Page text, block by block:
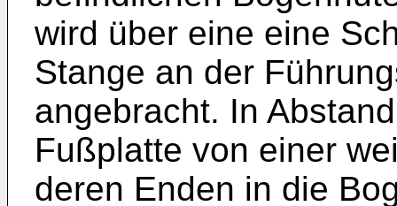
wird über eine eine
Stange an der
angebracht. In
Fußplatte von einer
deren Enden in die